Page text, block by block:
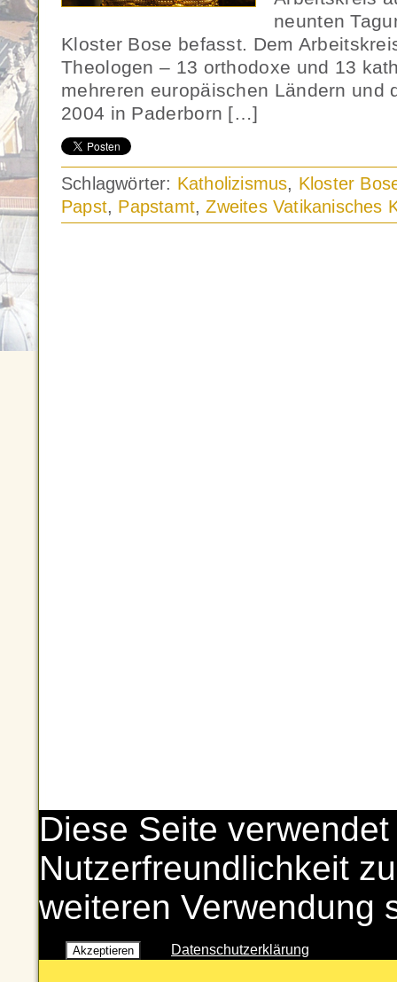
neunten
Kloster Bose befasst. Dem
Theologen – 13 orthodoxe und 13
mehreren europäischen Ländern und
2004 in Paderborn […]
Schlagwörter: Katholizismus, Kloster
Papst, Papstamt,Zweites Vatikanisches
Diese Seite
Nutzerfreundlichkeit
weiteren Verwendung
Akzeptieren Datenschutzerklärung